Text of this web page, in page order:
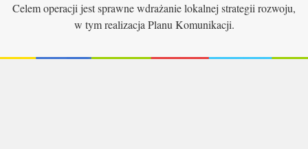
Celem operacji jest sprawne wdrażanie lokalnej strategii rozwoju,
w tym realizacja Planu Komunikacji.